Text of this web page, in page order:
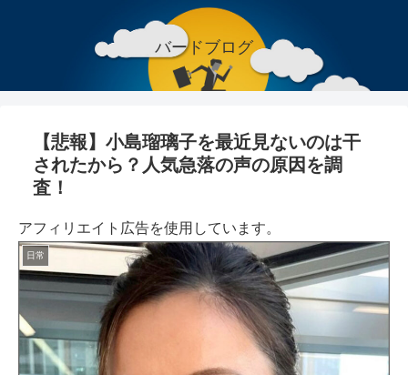
バードブログ
【悲報】小島瑠璃子を最近見ないのは干
されたから？人気急落の声の原因を調
査！
アフィリエイト広告を使用しています。
日常